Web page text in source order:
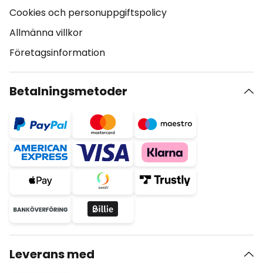
Cookies och personuppgiftspolicy
Allmänna villkor
Företagsinformation
Betalningsmetoder
Leverans med